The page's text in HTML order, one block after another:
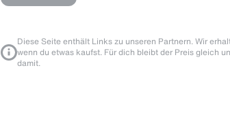
Diese Seite enthält Links zu unseren Partnern. Wir
wenn du etwas kaufst. Für dich bleibt der Preis gleich
damit.